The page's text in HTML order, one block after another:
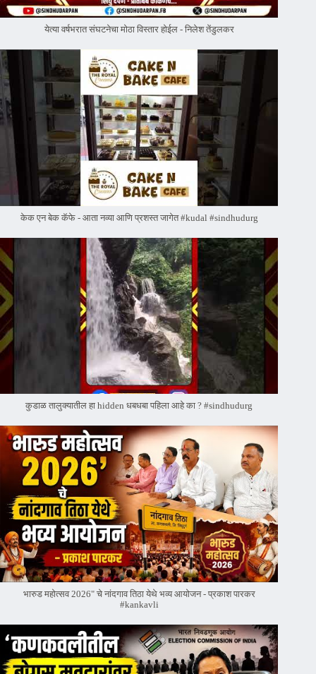
येत्या वर्षभरात संघटनेचा मोठा विस्तार होईल - निलेश तेंडुलकर
केक एन बेक कॅफे - आता नव्या आणि प्रशस्त जागेत #kudal #sindhudurg
कुडाळ तालुक्यातील हा hidden धबधबा पहिला आहे का ? #sindhudurg
भारुड महोत्सव 2026" चे नांदगाव तिठा येथे भव्य आयोजन - प्रकाश पारकर
#kankavli